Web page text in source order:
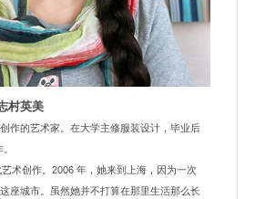
村英美
作的艺术家。在大学主修服装设计，毕业后
术创作。2006 年，她来到上海，因为一次
座城市。虽然她并不打算在那里生活那么长